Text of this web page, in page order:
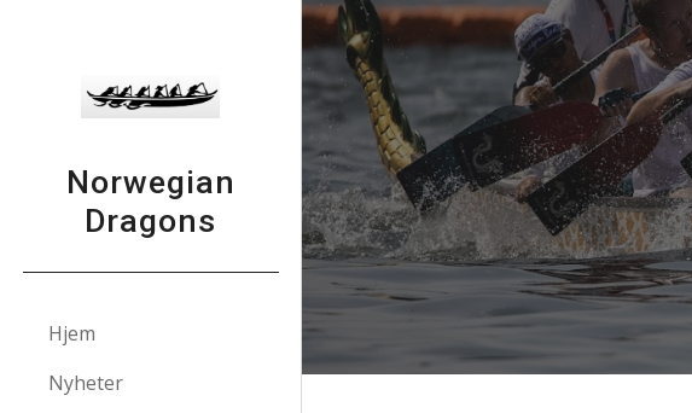
Skip to main content
Norwegian
Dragons
Hjem
Nyheter